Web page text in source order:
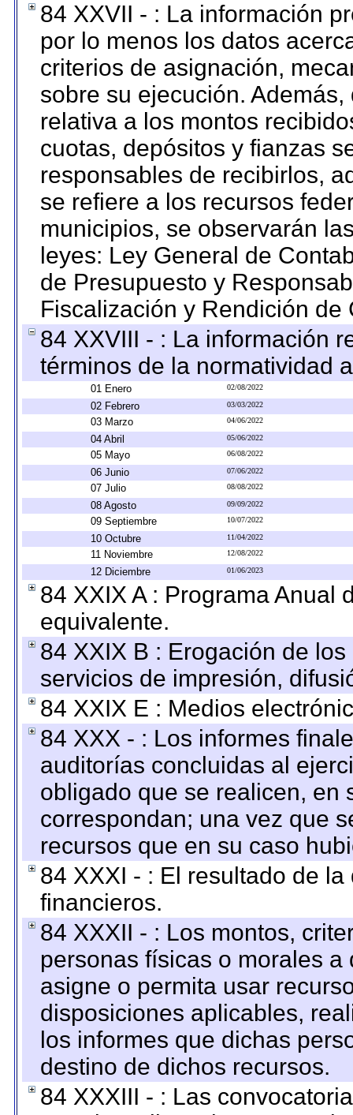
84 XXVII - : La información
por lo menos los datos
criterios de asignación,
sobre su ejecución.
relativa a los montos
cuotas, depósitos y fianzas
responsables de recibirlos,
se refiere a los recursos
municipios, se observarán
leyes: Ley General de
de Presupuesto y
Fiscalización y Rendición
84 XXVIII - : La información
términos de la normatividad
01 Enero 02/08/2022
02 Febrero 03/03/2022
03 Marzo 04/06/2022
04 Abril 05/06/2022
05 Mayo 06/08/2022
06 Junio 07/06/2022
07 Julio 08/08/2022
08 Agosto 09/09/2022
09 Septiembre 10/07/2022
10 Octubre 11/04/2022
11 Noviembre 12/08/2022
12 Diciembre 01/06/2023
84 XXIX A : Programa Anual
equivalente.
84 XXIX B : Erogación de
servicios de impresión,
84 XXIX E : Medios
84 XXX - : Los informes
auditorías concluidas al
obligado que se realicen, en
correspondan; una vez que
recursos que en su caso
84 XXXI - : El resultado de
financieros.
84 XXXII - : Los montos,
personas físicas o morales
asigne o permita usar
disposiciones aplicables,
los informes que dichas
destino de dichos recursos.
84 XXXIII - : Las